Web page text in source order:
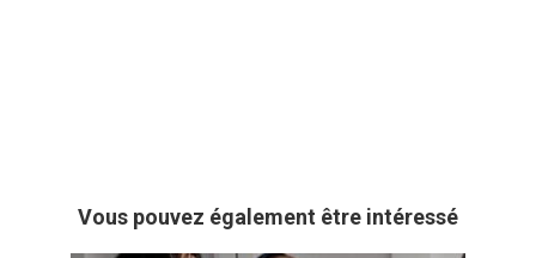
Vous pouvez également être intéressé